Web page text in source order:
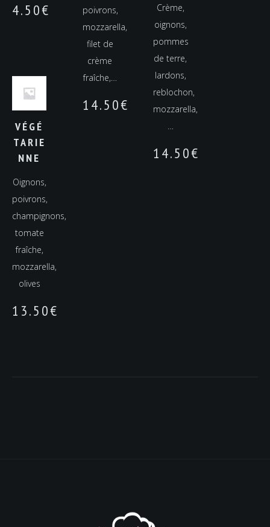
Crème,
oignons,
pommes
de terre,
lardons,
reblochon,
mozzarella,
…
14.50€
4.50€
poivrons,
mozzarella,
filet de
crème
fraîche,…
14.50€
VÉGÉ
TARIE
NNE
Oignons,
poivrons,
champignons,
tomate
fraîche,
mozzarella,
olives
13.50€